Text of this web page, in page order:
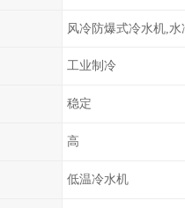
风冷防爆式冷水机,
工业制冷
稳定
高
低温冷水机